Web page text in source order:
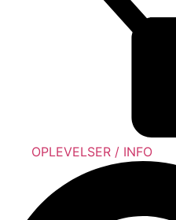
OPLEVELSER / INFO